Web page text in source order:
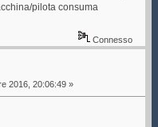
pilota consuma
Connesso
2016, 20:06:49 »